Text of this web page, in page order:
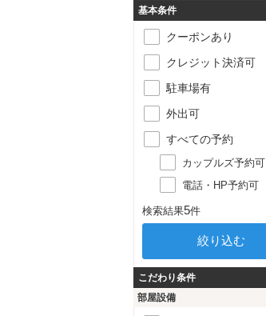
基本条件
クーポンあり
クレジット決済可
駐車場有
外出可
すべての予約
カップルズ予約可
電話・HP予約可
検索結果5件
こだわり条件
部屋設備